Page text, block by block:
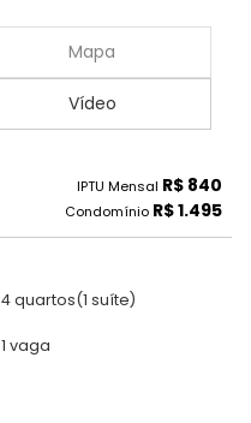
Mapa
Vídeo
IPTU Mensal R$ 840
Condomínio R$ 1.495
4 quartos(1 suíte)
1 vaga